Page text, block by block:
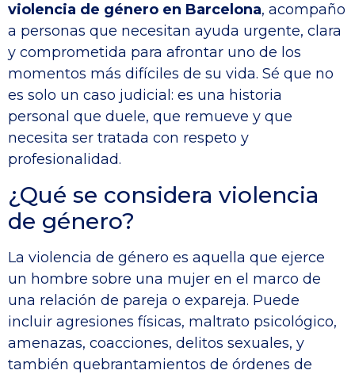
violencia de género en Barcelona, acompaño
a personas que necesitan ayuda urgente, clara
y comprometida para afrontar uno de los
momentos más difíciles de su vida. Sé que no
es solo un caso judicial: es una historia
personal que duele, que remueve y que
necesita ser tratada con respeto y
profesionalidad.
¿Qué se considera violencia
de género?
La violencia de género es aquella que ejerce
un hombre sobre una mujer en el marco de
una relación de pareja o expareja. Puede
incluir agresiones físicas, maltrato psicológico,
amenazas, coacciones, delitos sexuales, y
también quebrantamientos de órdenes de